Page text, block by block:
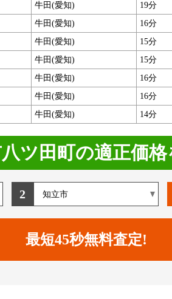
牛田(愛知) 19分
牛田(愛知) 16分
牛田(愛知) 15分
牛田(愛知) 15分
牛田(愛知) 16分
牛田(愛知) 16分
牛田(愛知) 14分
ツ田町の適正価
2